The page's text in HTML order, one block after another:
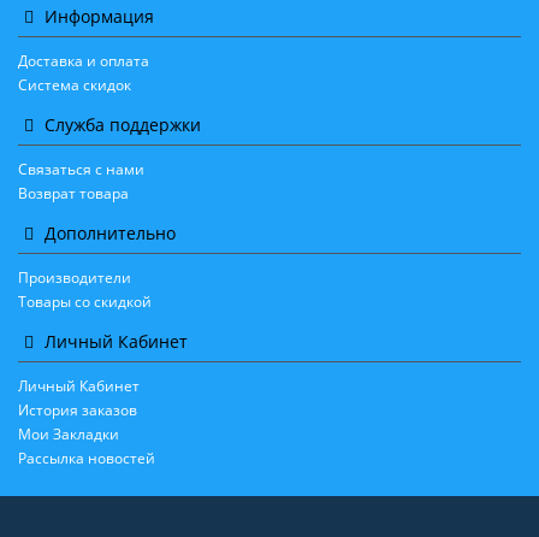
Информация
Доставка и оплата
Система скидок
Служба поддержки
Связаться с нами
Возврат товара
Дополнительно
Производители
Товары со скидкой
Личный Кабинет
Личный Кабинет
История заказов
Мои Закладки
Рассылка новостей